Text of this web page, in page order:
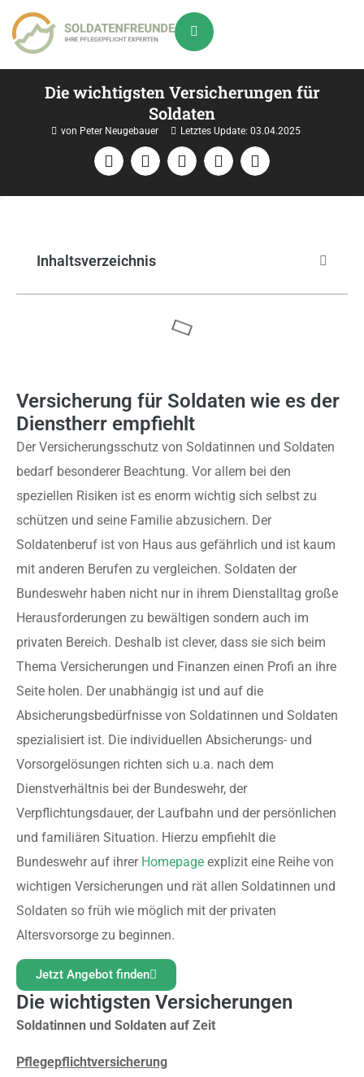
Die wichtigsten Versicherungen für
Soldaten
von Peter Neugebauer Letztes Update: 03.04.2025
Inhaltsverzeichnis
Versicherung für Soldaten wie es der
Dienstherr empfiehlt
Der Versicherungsschutz von Soldatinnen und Soldaten
bedarf besonderer Beachtung. Vor allem bei den
speziellen Risiken ist es enorm wichtig sich selbst zu
schützen und seine Familie abzusichern. Der
Soldatenberuf ist von Haus aus gefährlich und ist kaum
mit anderen Berufen zu vergleichen. Soldaten der
Bundeswehr haben nicht nur in ihrem Dienstalltag große
Herausforderungen zu bewältigen sondern auch im
privaten Bereich. Deshalb ist clever, dass sie sich beim
Thema Versicherungen und Finanzen einen Profi an ihre
Seite holen. Der unabhängig ist und auf die
Absicherungsbedürfnisse von Soldatinnen und Soldaten
spezialisiert ist. Die individuellen Absicherungs- und
Vorsorgelösungen richten sich u.a. nach dem
Dienstverhältnis bei der Bundeswehr, der
Verpflichtungsdauer, der Laufbahn und der persönlichen
und familiären Situation. Hierzu empfiehlt die
Bundeswehr auf ihrer Homepage explizit eine Reihe von
wichtigen Versicherungen und rät allen Soldatinnen und
Soldaten so früh wie möglich mit der privaten
Altersvorsorge zu beginnen.
Jetzt Angebot finden
Die wichtigsten Versicherungen
Soldatinnen und Soldaten auf Zeit
Pflegepflichtversicherung